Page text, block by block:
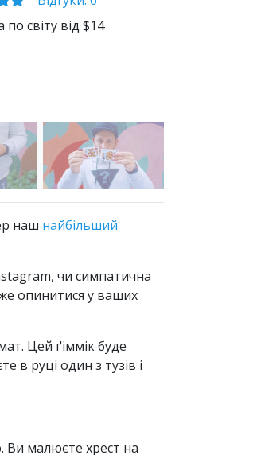
світу від $14
наш найбільший
чи симпатична
опинитися у ваших
Цей ґіммік буде
в руці один з тузів і
Ви малюєте хрест на